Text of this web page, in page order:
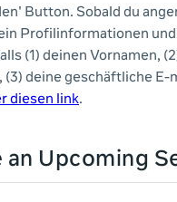
Button. Sobald du
Profilinformationen
(1) deinen Vornamen,
(3) deine geschäftliche E-
diesen link.
an Upcoming